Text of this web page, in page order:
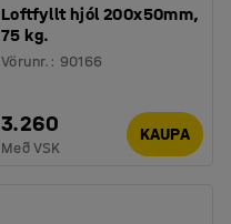
Loftfyllt hjól 200x50mm,
75 kg.
Vörunr. : 90166
3.260
Með VSK
KAUPA